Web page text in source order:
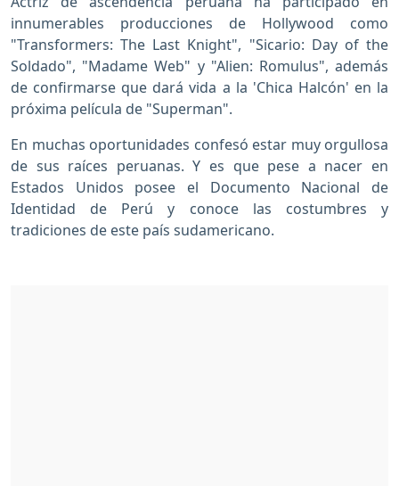
innumerables producciones de Hollywood como
"Transformers: The Last Knight", "Sicario: Day of the
Soldado", "Madame Web" y "Alien: Romulus", además
de confirmarse que dará vida a la 'Chica Halcón' en la
próxima película de "Superman".
En muchas oportunidades confesó estar muy orgullosa
de sus raíces peruanas. Y es que pese a nacer en
Estados Unidos posee el Documento Nacional de
Identidad de Perú y conoce las costumbres y
tradiciones de este país sudamericano.